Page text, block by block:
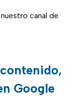
canal de
Google